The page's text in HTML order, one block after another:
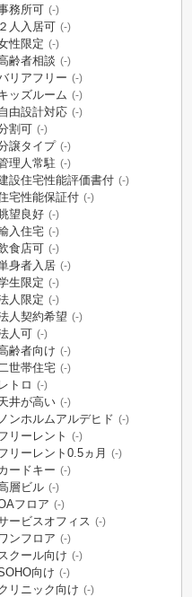
務所可 (-)
２人入居可 (-)
性限定 (-)
齢者相談 (-)
リアフリー (-)
ッズルーム (-)
由設計対応 (-)
割可 (-)
譲タイプ (-)
理人常駐 (-)
設住宅性能評価書付 (-)
宅性能保証付 (-)
望良好 (-)
入住宅 (-)
食店可 (-)
身者入居 (-)
生限定 (-)
人限定 (-)
人契約希望 (-)
人可 (-)
齢者向け (-)
世帯住宅 (-)
レトロ (-)
井が高い (-)
ノンホルムアルデヒド (-)
リーレント (-)
リーレント0.5ヵ月 (-)
ードキー (-)
層ビル (-)
フロア (-)
ービスオフィス (-)
ンフロア (-)
クール向け (-)
向け (-)
リニック向け (-)